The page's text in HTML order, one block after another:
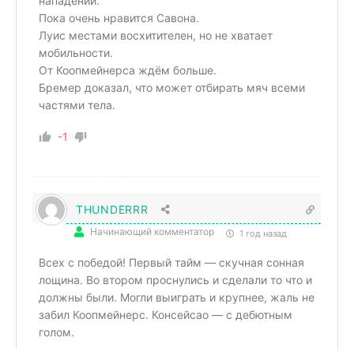
Пока очень нравится Савона.
Луис местами восхитителен, но не хватает
мобильности.
От Коопмейнерса ждём больше.
Бремер доказал, что может отбирать мяч всеми
частями тела.
-1
THUNDERRR
Начинающий комментатор 1 год назад
Всех с победой! Первый тайм — скучная сонная
лощина. Во втором проснулись и сделали то что и
должны были. Могли выиграть и крупнее, жаль не
забил Коопмейнерс. Консейсао — с дебютным
голом.